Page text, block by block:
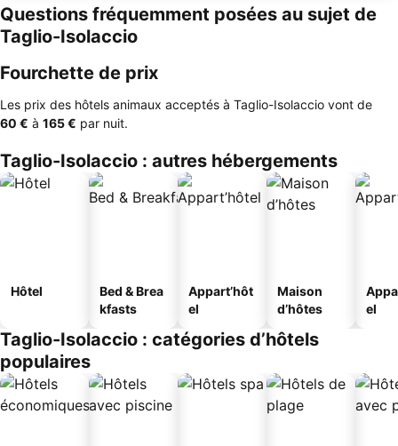
Questions fréquemment posées au sujet de
Taglio-Isolaccio
Fourchette de prix
Les prix des hôtels animaux acceptés à Taglio-Isolaccio vont de
‎60 € à ‎165 € par nuit.
Taglio-Isolaccio : autres hébergements
Hôtel
Bed & Brea
kfasts
Appart’hôt
el
Maison
d’hôtes
el
Taglio-Isolaccio : catégories d’hôtels
populaires